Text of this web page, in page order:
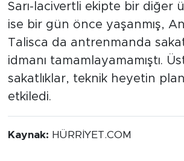
Sarı-lacivertli ekipte bir diğer
ise bir gün önce yaşanmış,
Talisca da antrenmanda
idmanı tamamlayamamıştı.
sakatlıklar, teknik heyetin
etkiledi.
Kaynak: HÜRRİYET.COM